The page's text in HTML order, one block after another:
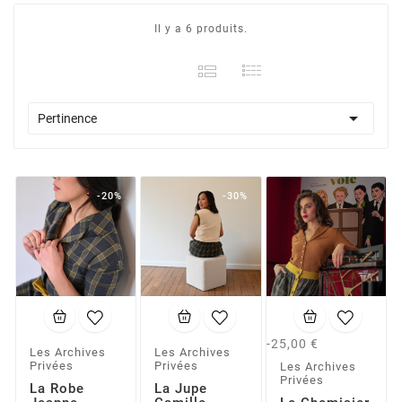
Il y a 6 produits.
Pertinence 
-20%
Les Archives
Privées
La Robe
-30%
Les Archives
Privées
La Jupe
-25,00 €
Les Archives
Privées